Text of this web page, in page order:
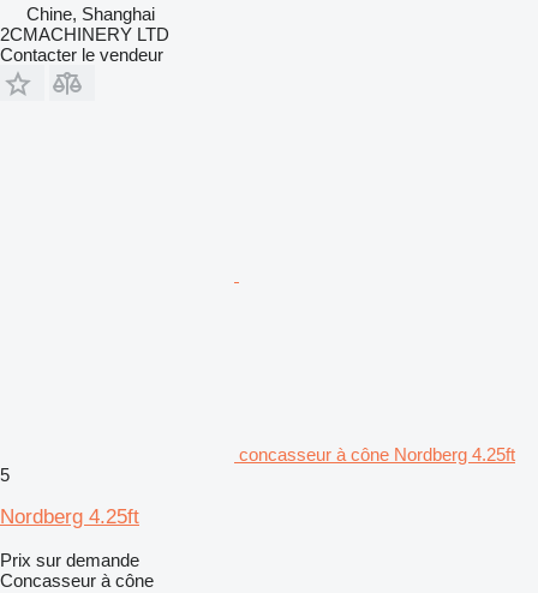
Chine, Shanghai
2CMACHINERY LTD
Contacter le vendeur
concasseur à cône Nordberg 4.25ft
5
Nordberg 4.25ft
Prix sur demande
Concasseur à cône